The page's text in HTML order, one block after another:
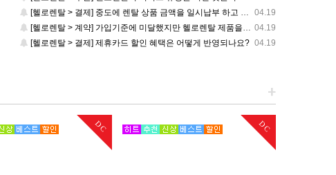
04.19
[헬로렌탈 > 결제] 중도에 렌탈 상품 금액을 일시납부 하고 싶습니다. 어떻게 해야 하나요?
04.19
[헬로렌탈 > 계약] 가입기준에 미달했지만 헬로렌탈 제품을 사용하고 싶습니다. 방법이 없나요?
04.19
[헬로렌탈 > 결제] 제휴카드 할인 혜택은 어떻게 반영되나요?
+
DC DC